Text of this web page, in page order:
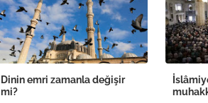
Dinin emri zamanla değişir
mi?